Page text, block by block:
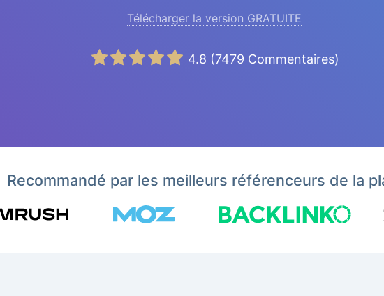
Télécharger la version GRATUITE
4.8 (7479 Commentaires)
Recommandé par les meilleurs référenceurs de la